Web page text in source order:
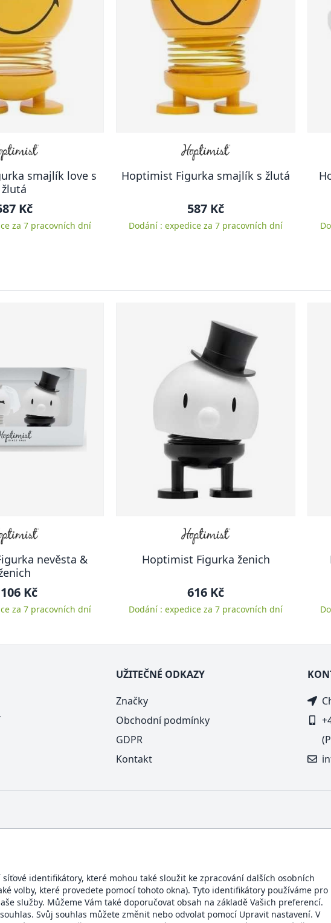
smajlík love s
žlutá
Kč
za 7 pracovních dní
Hoptimist Figurka smajlík s žlutá
587 Kč
Dodání : expedice za 7 pracovních dní
nevěsta &
Kč
za 7 pracovních dní
Hoptimist Figurka ženich
616 Kč
Dodání : expedice za 7 pracovních dní
identifikátory, které mohou také sloužit ke zpracování dalších osobních
volby, které provedete pomocí tohoto okna). Tyto identifikátory používáme pro
služby. Můžeme Vám také doporučovat obsah na základě Vašich preferencí.
Svůj souhlas můžete změnit nebo odvolat pomocí Upravit nastavení. V
UŽITEČNÉ ODKAZY
Značky
Obchodní podmínky
GDPR
Kontakt
BEZPEČNÝ OBCHOD